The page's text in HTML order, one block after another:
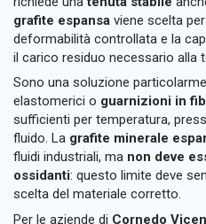
grafite espansa viene scelta
deformabilità controllata e la
il carico residuo necessario alla
Sono una soluzione
elastomerici o guarnizioni in
sufficienti per temperatura,
fluido. La grafite minerale
fluidi industriali, ma non deve
ossidanti: questo limite deve
scelta del materiale corretto.
Per le aziende di Cornedo